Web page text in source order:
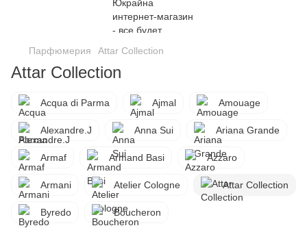
Парфюмерия Attar Collection
Attar Collection
Acqua di Parma Ajmal Amouage
Alexandre.J Anna Sui Ariana Grande
Armaf Armand Basi Azzaro
Armani Atelier Cologne Attar Collection
Byredo Boucheron